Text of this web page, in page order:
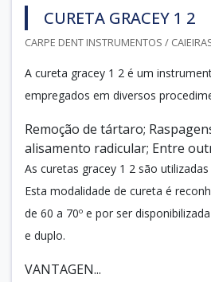
CURETA GRACEY 1 2
CARPE DENT INSTRUMENTOS /
A cureta gracey 1 2 é um
empregados em diversos
Remoção de tártaro;
alisamento radicular; Entre
As curetas gracey 1 2 são
Esta modalidade de cureta é
de 60 a 70º e por ser
e duplo.
VANTAGEN...